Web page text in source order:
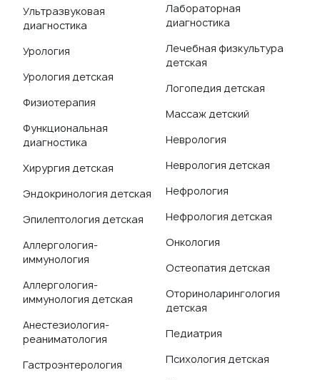
Ультразвуковая
диагностика
Урология
Урология детская
Физиотерапия
Функциональная
диагностика
Хирургия детская
Эндокринология детская
Эпилептология детская
Аллергология-
иммунология
Аллергология-
иммунология детская
Анестезиология-
реаниматология
Гастроэнтерология
Лабораторная
диагностика
Лечебная физкультура
детская
Логопедия детская
Массаж детский
Неврология
Неврология детская
Нефрология
Нефрология детская
Онкология
Остеопатия детская
Оториноларингология
детская
Педиатрия
Психология детская